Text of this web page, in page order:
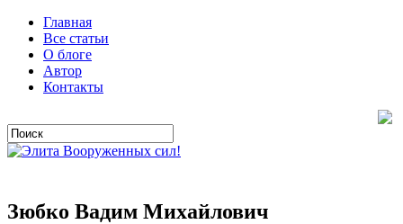
Главная
Все статьи
О блоге
Автор
Контакты
Зюбко Вадим Михайлович